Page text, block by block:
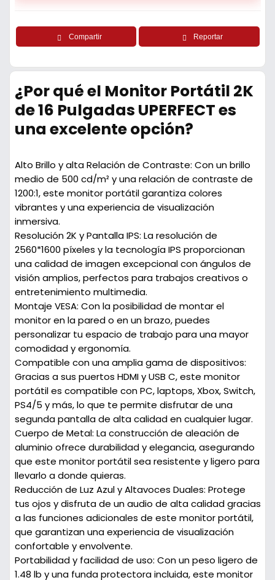
Compartir Reportar
¿Por qué el Monitor Portátil 2K
de 16 Pulgadas UPERFECT es
una excelente opción?
Alto Brillo y alta Relación de Contraste: Con un brillo
medio de 500 cd/m² y una relación de contraste de
1200:1, este monitor portátil garantiza colores
vibrantes y una experiencia de visualización
inmersiva.
Resolución 2K y Pantalla IPS: La resolución de
2560*1600 píxeles y la tecnología IPS proporcionan
una calidad de imagen excepcional con ángulos de
visión amplios, perfectos para trabajos creativos o
entretenimiento multimedia.
Montaje VESA: Con la posibilidad de montar el
monitor en la pared o en un brazo, puedes
personalizar tu espacio de trabajo para una mayor
comodidad y ergonomía.
Compatible con una amplia gama de dispositivos:
Gracias a sus puertos HDMI y USB C, este monitor
portátil es compatible con PC, laptops, Xbox, Switch,
PS4/5 y más, lo que te permite disfrutar de una
segunda pantalla de alta calidad en cualquier lugar.
Cuerpo de Metal: La construcción de aleación de
aluminio ofrece durabilidad y elegancia, asegurando
que este monitor portátil sea resistente y ligero para
llevarlo a donde quieras.
Reducción de Luz Azul y Altavoces Duales: Protege
tus ojos y disfruta de un audio de alta calidad gracias
a las funciones adicionales de este monitor portátil,
que garantizan una experiencia de visualización
confortable y envolvente.
Portabilidad y facilidad de uso: Con un peso ligero de
1.48 lb y una funda protectora incluida, este monitor